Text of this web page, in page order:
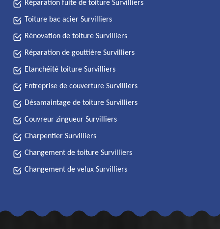
Réparation fuite de toiture Survilliers
Toiture bac acier Survilliers
Rénovation de toiture Survilliers
Réparation de gouttière Survilliers
Etanchéité toiture Survilliers
Entreprise de couverture Survilliers
Désamaintage de toiture Survilliers
Couvreur zingueur Survilliers
Charpentier Survilliers
Changement de toiture Survilliers
Changement de velux Survilliers